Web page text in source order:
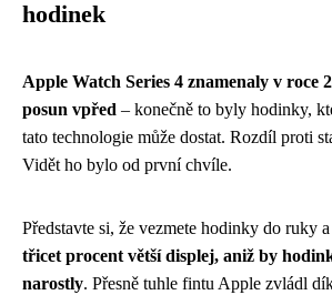
hodinek
Apple Watch Series 4 znamenaly v roce
posun vpřed – konečně to byly hodinky,
tato technologie může dostat. Rozdíl proti
Vidět ho bylo od první chvíle.
Představte si, že vezmete hodinky do ruky
třicet procent větší displej, aniž by
narostly. Přesně tuhle fintu Apple zvládl